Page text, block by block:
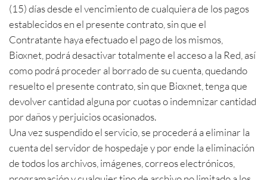
(15) días desde el vencimiento de cualquiera de los pagos
establecidos en el presente contrato, sin que el
Contratante haya efectuado el pago de los mismos,
Bioxnet, podrá desactivar totalmente el acceso a la Red, así
como podrá proceder al borrado de su cuenta, quedando
resuelto el presente contrato, sin que Bioxnet, tenga que
devolver cantidad alguna por cuotas o indemnizar cantidad
por daños y perjuicios ocasionados.
Una vez suspendido el servicio, se procederá a eliminar la
cuenta del servidor de hospedaje y por ende la eliminación
de todos los archivos, imágenes, correos electrónicos,